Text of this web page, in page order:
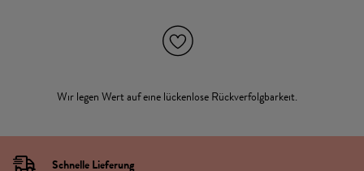
Wir legen Wert auf eine lückenlose Rückverfolgbarkeit.
Schnelle Lieferung